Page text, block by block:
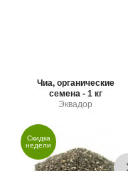
Чиа, органические
семена - 1 кг
Эквадор
Скидка
недели